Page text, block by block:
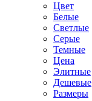
Цвет
Белые
Светлые
Серые
Темные
Цена
Элитные
Дешевые
Размеры